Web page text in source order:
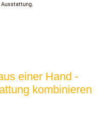
einer Hand -
kombinieren